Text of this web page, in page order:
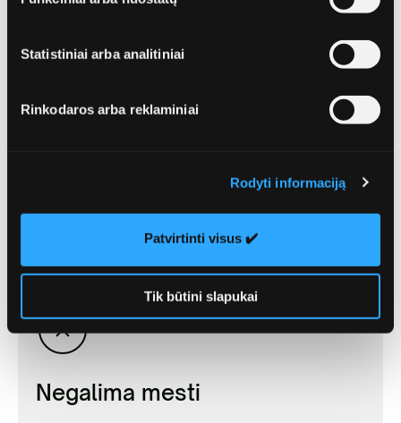
Statistiniai arba analitiniai
Rinkodaros arba reklaminiai
Rodyti informaciją
Patvirtinti visus ✔️
Tik būtini slapukai
užuolaidas bei patalynę;
Visas tekstilės gaminių atliekas meskite tik
supakuoti į atskirus sandarius, drėgmei
nepralaidžius maišelius.
Negalima mesti